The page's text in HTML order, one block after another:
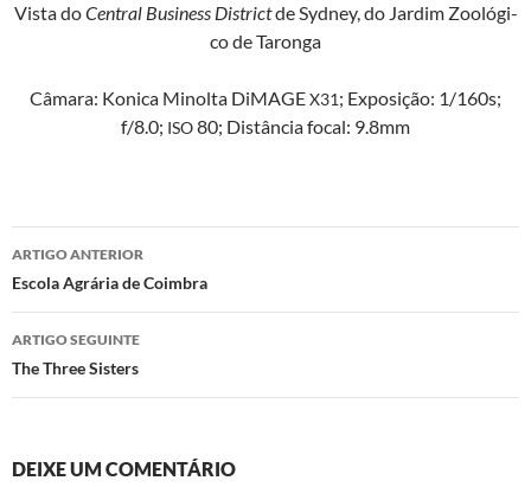
Vista doCen­tral Busi­ness Dis­trictde Syd­ney, do Jardim Zoológi­
co de Taronga
Câmara: Kon­i­ca Minol­ta DiM­AGEX31; Exposição: 1/160s;
f/8.0; ISO80; Dis­tân­cia focal: 9.8mm
Navegação
de
artigos
ARTIGO ANTERIOR
Escola Agrária de Coimbra
ARTIGO SEGUINTE
The Three Sisters
DEIXE UM COMENTÁRIO